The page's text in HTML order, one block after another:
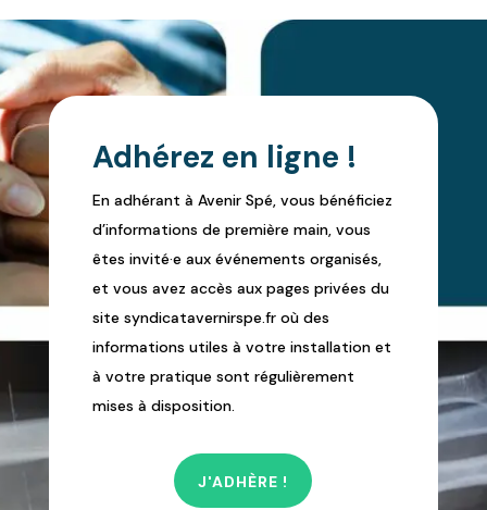
Adhérez en ligne !
En adhérant à Avenir Spé, vous bénéficiez
d’informations de première main, vous
êtes invité·e aux événements organisés,
et vous avez accès aux pages privées du
site syndicatavernirspe.fr où des
informations utiles à votre installation et
à votre pratique sont régulièrement
mises à disposition.
J'ADHÈRE !